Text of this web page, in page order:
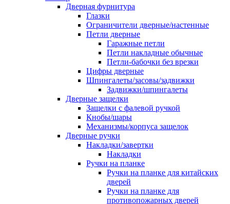
Дверная фурнитура
Глазки
Ограничители дверные/настенные
Петли дверные
Гаражные петли
Петли накладные обычные
Петли-бабочки без врезки
Цифры дверные
Шпингалеты/засовы/задвижки
Задвижки/шпингалеты
Дверные защелки
Защелки с фалевой ручкой
Кнобы/шары
Механизмы/корпуса защелок
Дверные ручки
Накладки/завертки
Накладки
Ручки на планке
Ручки на планке для китайских
дверей
Ручки на планке для
противопожарных дверей